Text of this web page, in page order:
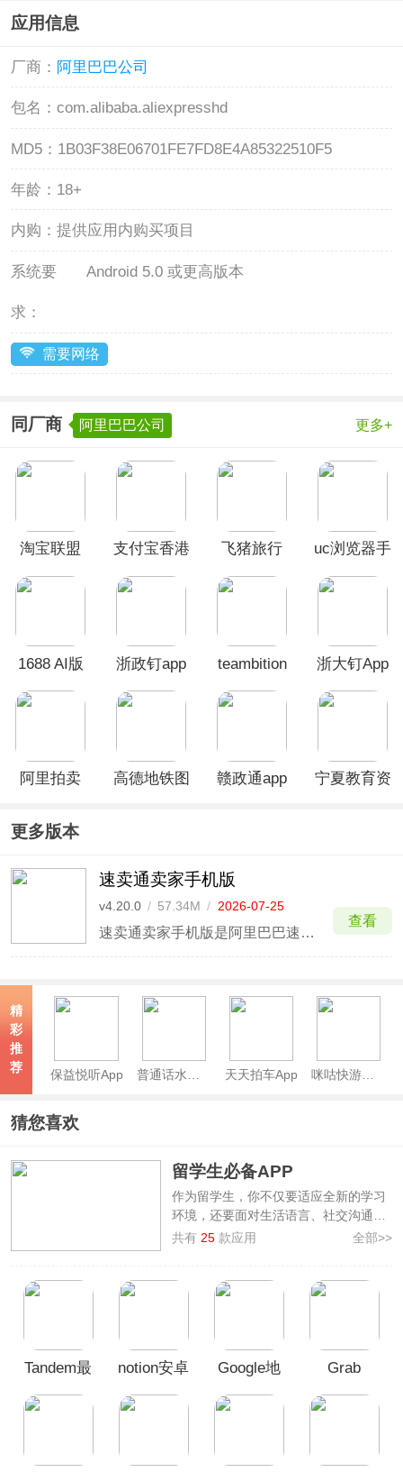
应用信息
厂商： 阿里巴巴公司
包名： com.alibaba.aliexpresshd
MD5： 1B03F38E06701FE7FD8E4A85322510F5
年龄： 18+
内购： 提供应用内购买项目
系统要
求：
Android 5.0 或更高版本
需要网络
同厂商 阿里巴巴公司 更多+
淘宝联盟
支付宝香港
app(AlipayHK)
飞猪旅行
uc浏览器手
1688 AI版 浙政钉app
teambition
浙大钉App
阿里拍卖
高德地铁图
赣政通app
宁夏教育资
更多版本
速卖通卖家手机版
v4.20.0 / 57.34M / 2026-07-25
速卖通卖家手机版是阿里巴巴速卖通平台推出的跨境电商卖家管理工具，支持卖家在移动端进行店铺运营管理、订单处理及商品维护等操作。用户可通过速卖通卖家App查看店铺订单与待办事项，并进行商品管理，包括价格调整、库存更新以及SKU信息查看等操作。
查看
精
彩
推
荐
保益悦听App 天天拍车App
猜您喜欢
留学生必备APP
作为留学生，你不仅要适应全新的学习
环境，还要面对生活语言、社交沟通、
文化差异等多重挑战。为了解决此问
行】、【金融与购物】 三大核心场景出
图”、购物时的“省钱利器”，全方位助力
你横扫障碍，快速适应并享受精彩的留
共有 25 款应用 全部>>
Tandem最
notion安卓
Google地
Grab